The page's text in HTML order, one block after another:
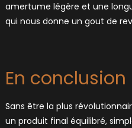
amertume légère et une
qui nous donne un gout de
En conclusion
Sans être la plus
un produit final équilibré,